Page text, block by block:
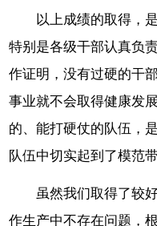
以上成绩的取得，
特别是各级干部认真负
作证明，没有过硬的干
事业就不会取得健康发
的、能打硬仗的队伍，
队伍中切实起到了模范
虽然我们取得了较
作生产中不存在问题，